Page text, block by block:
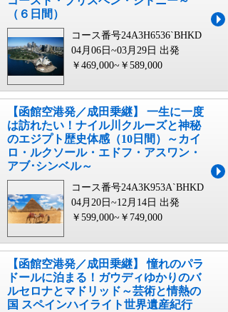
（６日間）
コース番号24A3H6536`BHKD
04月06日~03月29日 出発
￥469,000~￥589,000
【函館空港発／成田乗継】 一生に一度
は訪れたい！ナイル川クルーズと神秘
のエジプト歴史体感（10日間）～カイ
ロ・ルクソール・エドフ・アスワン・
アブ･シンベル～
コース番号24A3K953A`BHKD
04月20日~12月14日 出発
￥599,000~￥749,000
【函館空港発／成田乗継】 憧れのパラ
ドールに泊まる！ガウディゆかりのバ
ルセロナとマドリッド～芸術と情熱の
国 スペインハイライト世界遺産紀行